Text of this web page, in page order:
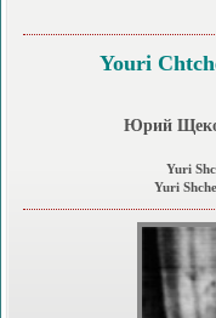
Youri
Юрий
Yuri
Yuri